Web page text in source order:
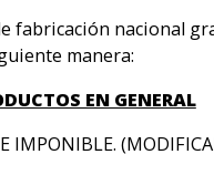
fabricación nacional
manera:
EN GENERAL
IMPONIBLE.